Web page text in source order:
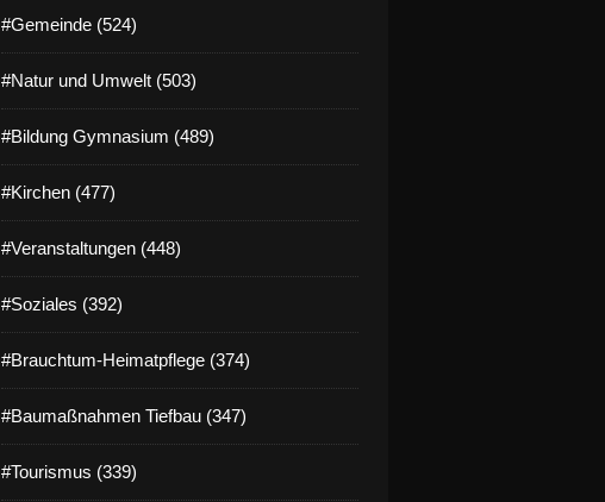
#Gemeinde (524)
#Natur und Umwelt (503)
#Bildung Gymnasium (489)
#Kirchen (477)
#Veranstaltungen (448)
#Soziales (392)
#Brauchtum-Heimatpflege (374)
#Baumaßnahmen Tiefbau (347)
#Tourismus (339)